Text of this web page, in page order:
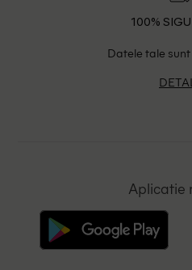
100%
Datele tale
Aplicatie